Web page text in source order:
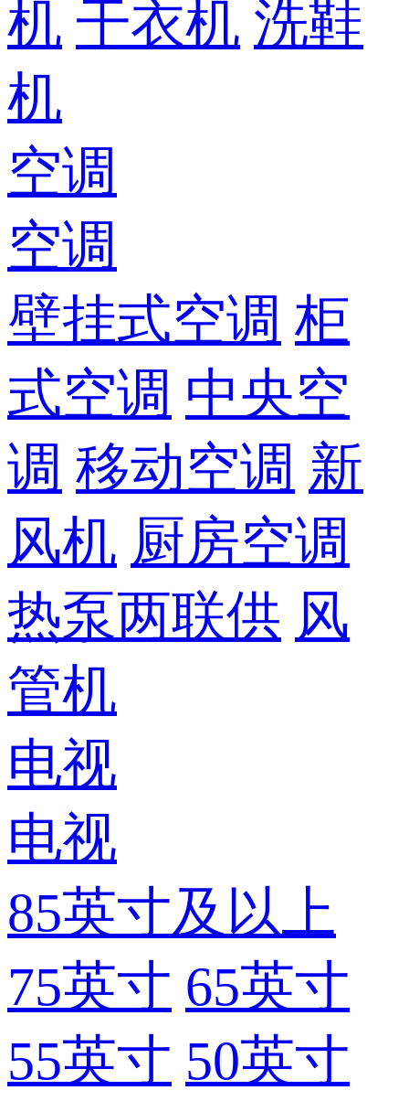
机 干衣机 洗鞋
机
空调
空调
壁挂式空调 柜
式空调 中央空
调 移动空调 新
风机 厨房空调
热泵两联供 风
管机
电视
电视
85英寸及以上
75英寸 65英寸
55英寸 50英寸